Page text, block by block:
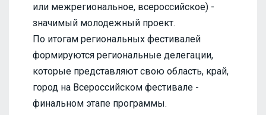
или межрегиональное, всероссийское) -
значимый молодежный проект.
По итогам региональных фестивалей
формируются региональные делегации,
которые представляют свою область, край,
город на Всероссийском фестивале -
финальном этапе программы.